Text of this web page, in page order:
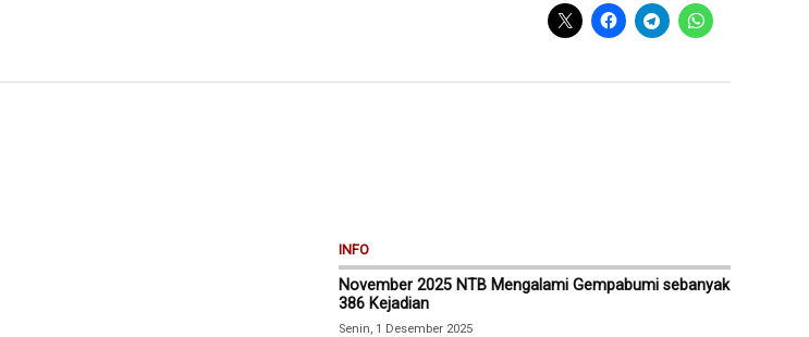
INFO
November 2025 NTB Mengalami Gempabumi sebanyak
386 Kejadian
Senin, 1 Desember 2025